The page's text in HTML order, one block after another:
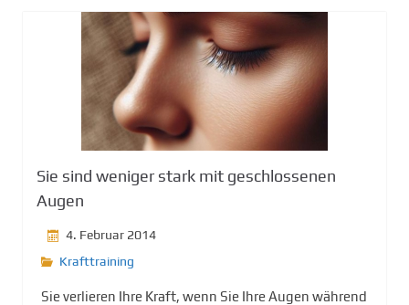
Sie sind weniger stark mit geschlossenen
Augen
4. Februar 2014
Krafttraining
Sie verlieren Ihre Kraft, wenn Sie Ihre Augen während